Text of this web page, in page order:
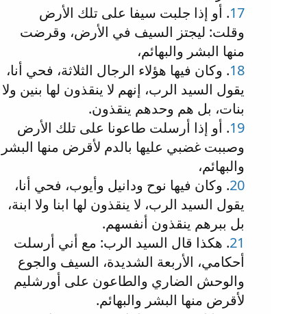
17. أو إذا جلبت سيفا على تلك الأرض
وقلت: ليجتز السيف في الأرض، وقرضت
منها البشر والبهائم،
18. وكان فيها هؤلاء الرجال الثلاثة، فحي أنا،
يقول السيد الرب، إنهم لا ينقذون لها بنين ولا
بنات، بل هم وحدهم ينقذون.
19. أو إذا أرسلت طاعونا على تلك الأرض
وصببت غضبي عليها بالدم لأقرض منها البشر
والبهائم،
20. وكان فيها نوح ودانيل وأيوب، فحي أنا،
يقول السيد الرب، لا ينقذون لها ابنا ولا ابنة،
بل ببرهم ينقذون أنفسهم.
21. هكذا قال السيد الرب: مع أني أرسلت
أحكامي، الأربعة الشديدة، السيف والجوع
والوحش الضاري والطاعون على أورشليم
لأقرض منها البشر والبهائم.